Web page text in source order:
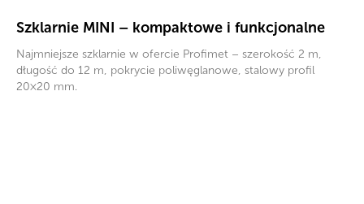
Szklarnie MINI – kompaktowe i funkcjonalne
Najmniejsze szklarnie w ofercie Profimet – szerokość 2 m,
długość do 12 m, pokrycie poliwęglanowe, stalowy profil
20×20 mm.